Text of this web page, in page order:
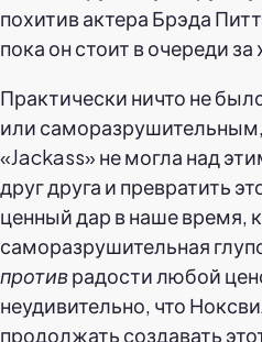
похитив актера Брэда
пока он стоит в очереди за
Практически ничто не
или
«Jackass» не могла над
друг друга и превратить
ценный дар в наше время,
саморазрушительная
противрадости любой
неудивительно, что
продолжать создавать